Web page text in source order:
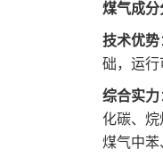
煤气成分
技术优势
础，运行
综合实力
化碳、 烷
煤气中苯